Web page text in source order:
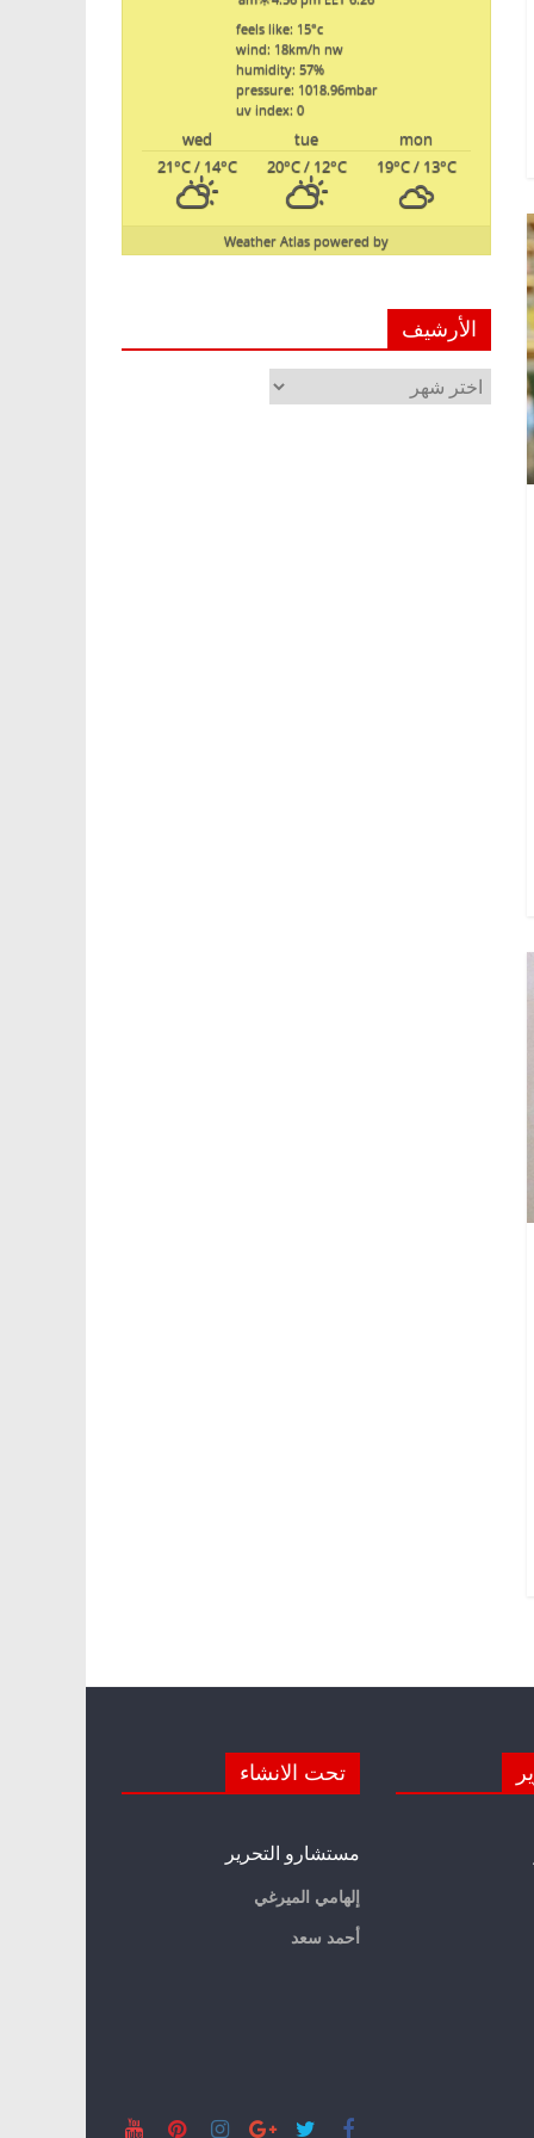
feels like: 15°c
wind: 18km/h nw
humidity: 57%
pressure: 1018.96mbar
uv index: 0
mon
tue
wed
19°C/ 13°C
20°C/ 12°C
21°C/ 14°C
powered by
Weather Atlas
الأرشيف
الأرشيف
تحت الانشاء
مستشارو التحرير
إلهامي الميرغي
أحمد سعد